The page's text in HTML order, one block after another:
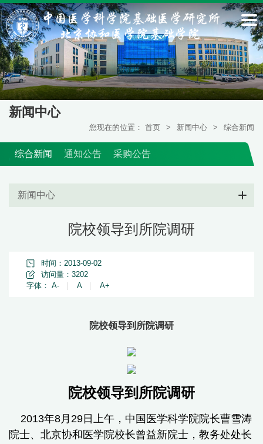
新闻中心
您现在的位置： 首页 > 新闻中心 > 综合新闻
综合新闻 通知公告 采购公告
新闻中心
院校领导到所院调研
时间：2013-09-02
访问量： 3202
字体： A- A A+
院校领导到所院调研
院校领导到所院调研
2013年8月29日上午，中国医学科学院院长曹雪涛
院士、北京协和医学院校长曾益新院士，教务处处长